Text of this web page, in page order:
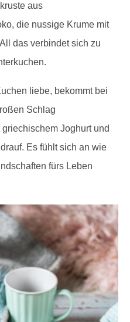
aus
die nussige Krume mit
das verbindet sich zu
liebe, bekommt bei
Schlag
Joghurt und
Es fühlt sich an wie
fürs Leben